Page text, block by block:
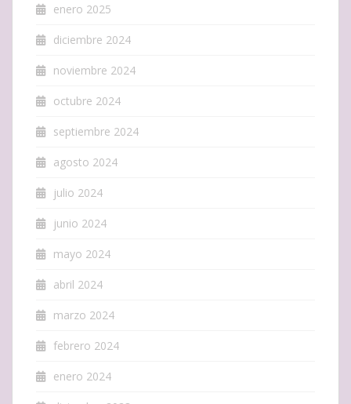
enero 2025
diciembre 2024
noviembre 2024
octubre 2024
septiembre 2024
agosto 2024
julio 2024
junio 2024
mayo 2024
abril 2024
marzo 2024
febrero 2024
enero 2024